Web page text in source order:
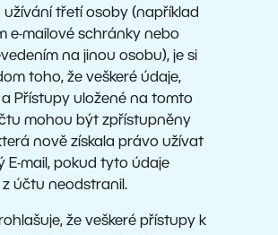
užívání třetí osoby (například
e-mailové schránky nebo
na jinou osobu), je si
toho, že veškeré údaje,
a Přístupy uložené na tomto
mohou být zpřístupněny
nově získala právo užívat
E-mail, pokud tyto údaje
z účtu neodstranil.
že veškeré přístupy k